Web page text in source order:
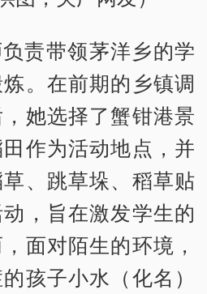
责带领茅洋乡的学
。在前期的乡镇调
她选择了蟹钳港景
作为活动地点，并
、跳草垛、稻草贴
，旨在激发学生的
面对陌生的环境，
孩子小水（化名）